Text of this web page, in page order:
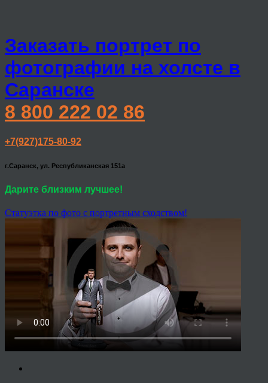
Заказать портрет по
фотографии на холсте в
Саранске
8 800 222 02 86
+7(927)175-80-92
г.Саранск, ул. Республиканская 151а
Дарите близким лучшее!
Статуэтка по фото с портретным сходством!